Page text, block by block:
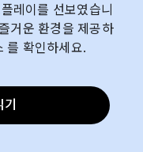
레이를 선보였습니
거운 환경을 제공하
를 확인하세요.